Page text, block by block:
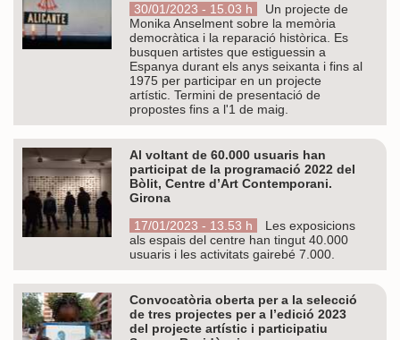
30/01/2023 - 15.03 h
Un projecte de
Monika Anselment sobre la memòria
democràtica i la reparació històrica. Es
busquen artistes que estiguessin a
Espanya durant els anys seixanta i fins al
1975 per participar en un projecte
artístic. Termini de presentació de
propostes fins a l'1 de maig.
Al voltant de 60.000 usuaris han
participat de la programació 2022 del
Bòlit, Centre d’Art Contemporani.
Girona
17/01/2023 - 13.53 h
Les exposicions
als espais del centre han tingut 40.000
usuaris i les activitats gairebé 7.000.
Convocatòria oberta per a la selecció
de tres projectes per a l’edició 2023
del projecte artístic i participatiu